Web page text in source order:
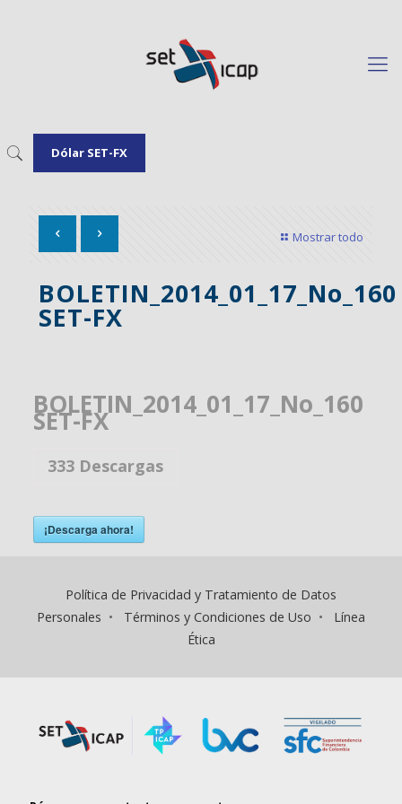
Dólar SET-FX
Mostrar todo
BOLETIN_2014_01_17_No_160
SET-FX
BOLETIN_2014_01_17_No_160
SET-FX
333Descargas
¡Descarga ahora!
Política de Privacidad y Tratamiento de Datos
Personales • Términos y Condiciones de Uso • Línea
Ética